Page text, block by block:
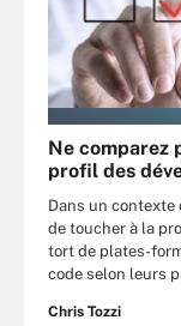
Ne comparez
profil des
Dans un contexte
de toucher à la
tort de plates-
code selon leurs
Chris Tozzi